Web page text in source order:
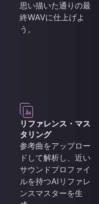
思い描いた通りの最
終WAVに仕上げよ
う。
リファレンス・マス
タリング
参考曲をアップロー
ドして解析し、近い
サウンドプロファイ
ルを持つAIリファレ
ンスマスターを生